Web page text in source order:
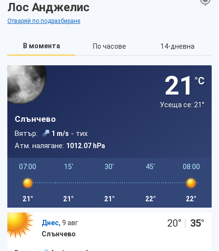
Лос Анджелис
Отваряй по подразбиране
В момента По часове 14-дневна
21 °C
Усеща се: 21°
Слънчево
Вятър: 1 m/s - тих
Атм. налягане: 1012.07 hPa
07:00
21°
15'
21°
30'
21°
45'
22°
08:00
22°
Днес, 9 авг
Слънчево
20° | 35°